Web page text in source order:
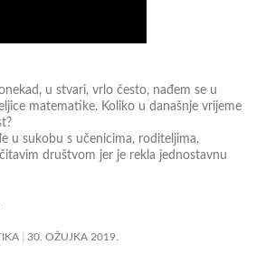
u stvari, vrlo često, nađem se u
matematike. Koliko u današnje vrijeme
u sukobu s učenicima, roditeljima,
društvom jer je rekla jednostavnu
30. OŽUJKA 2019.